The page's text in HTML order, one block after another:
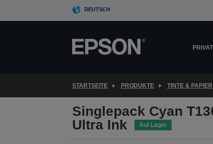
DEUTSCH
STARTSEITE PRODUKTE TINTE & PAPIER
Singlepack Cyan
Ultra Ink
Auf Lager